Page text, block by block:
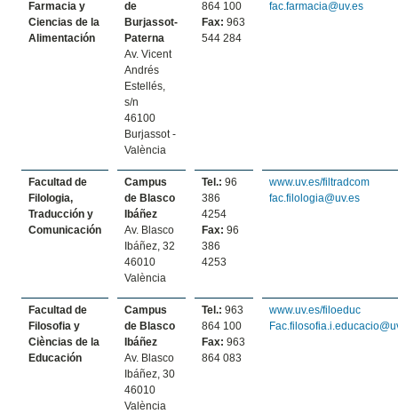
Farmacia y
Ciencias de la
Alimentación
de
Burjassot-
Paterna
Av. Vicent
Andrés
Estellés,
s/n
46100
Burjassot -
València
864 100
Fax: 963
544 284
fac.farmacia@uv.es
Facultad de
Filologia,
Traducción y
Comunicación
Campus
de Blasco
Ibáñez
Av. Blasco
Ibáñez, 32
46010
València
Tel.: 96
386
4254
Fax: 96
386
4253
www.uv.es/filtradcom
fac.filologia@uv.es
Facultad de
Filosofia y
Cièncias de la
Educación
Campus
de Blasco
Ibáñez
Av. Blasco
Ibáñez, 30
46010
València
Tel.: 963
864 100
Fax: 963
864 083
www.uv.es/filoeduc